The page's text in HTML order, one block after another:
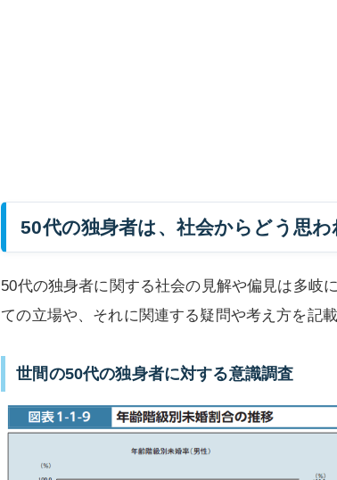
50代の独身者は、社会からどう思わ
50代の独身者に関する社会の見解や偏見は多岐
ての立場や、それに関連する疑問や考え方を記載
世間の50代の独身者に対する意識調査